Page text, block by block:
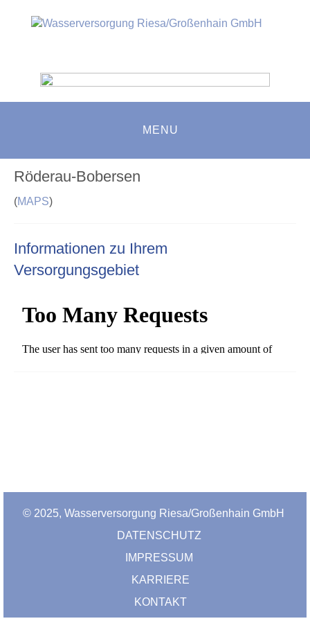
MENU
Röderau-Bobersen
(MAPS)
Informationen zu Ihrem
Versorgungsgebiet
© 2025, Wasserversorgung Riesa/Großenhain GmbH
DATENSCHUTZ
IMPRESSUM
KARRIERE
KONTAKT